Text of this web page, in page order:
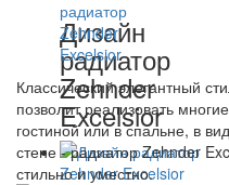
Дизайн
радиатор
Zehnder
Excelsior
Классический элегантный
позволит реализовать
гостиной или в спальне, в
стене - радиатор Zehnder
стильно и уместно.